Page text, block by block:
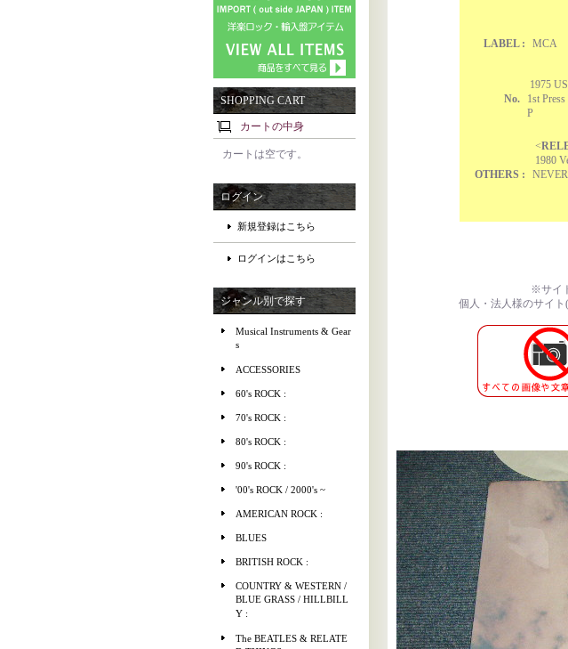
SHOPPING CART
カートの中身
カートは空です。
ログイン
新規登録はこちら
ログインはこちら
ジャンル別で探す
Musical Instruments & Gear
s
ACCESSORIES
60's ROCK :
70's ROCK :
80's ROCK :
90's ROCK :
'00's ROCK / 2000's ~
AMERICAN ROCK :
BLUES
BRITISH ROCK :
COUNTRY & WESTERN /
BLUE GRASS / HILLBILL
Y :
The BEATLES & RELATE
LABEL : MCA
No.
1975
1st
P
OTHERS :
<
1980
※サイ
個人・法人様のサイ